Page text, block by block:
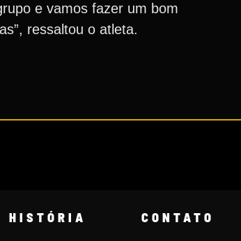
e vamos fazer um bom
ressaltou o atleta.
HISTÓRIA CONTATO